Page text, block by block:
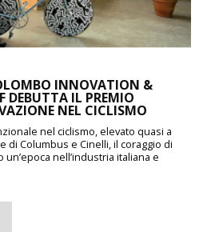
INNOVATION &
DEBUTTA IL PREMIO
NEL CICLISMO
nel ciclismo, elevato quasi a
di Columbus e Cinelli, il coraggio di
nell’industria italiana e